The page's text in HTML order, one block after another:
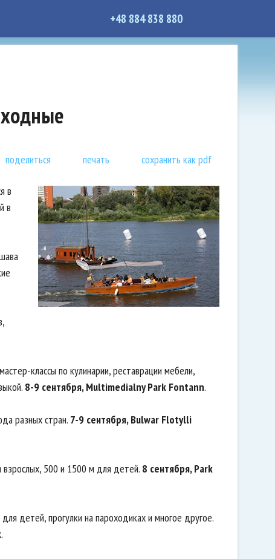
+48 884 838 880
поделиться печать сохранить как pdf
в
в
классы по кулинарии, реставрации мебели,
8-9 сентября, Multimedialny Park Fontann.
разных стран. 7-9 сентября, Bulwar Flotylli
500 и 1500 м для детей. 8 сентября, Park
детей, прогулки на пароходиках и многое другое.
.